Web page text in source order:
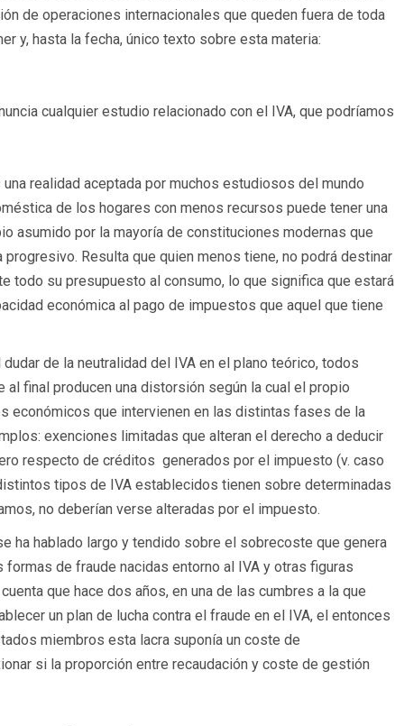
de operaciones internacionales que queden fuera de toda
y, hasta la fecha, único texto sobre esta materia:
cualquier estudio relacionado con el IVA, que podríamos
una realidad aceptada por muchos estudiosos del mundo
de los hogares con menos recursos puede tener una
asumido por la mayoría de constituciones modernas que
Resulta que quien menos tiene, no podrá destinar
todo su presupuesto al consumo, lo que significa que estará
económica al pago de impuestos que aquel que tiene
de la neutralidad del IVA en el plano teórico, todos
final producen una distorsión según la cual el propio
económicos que intervienen en las distintas fases de la
exenciones limitadas que alteran el derecho a deducir
respecto de créditos generados por el impuesto (v. caso
tipos de IVA establecidos tienen sobre determinadas
no deberían verse alteradas por el impuesto.
ha hablado largo y tendido sobre el sobrecoste que genera
de fraude nacidas entorno al IVA y otras figuras
que hace dos años, en una de las cumbres a la que
un plan de lucha contra el fraude en el IVA, el entonces
miembros esta lacra suponía un coste de
si la proporción entre recaudación y coste de gestión